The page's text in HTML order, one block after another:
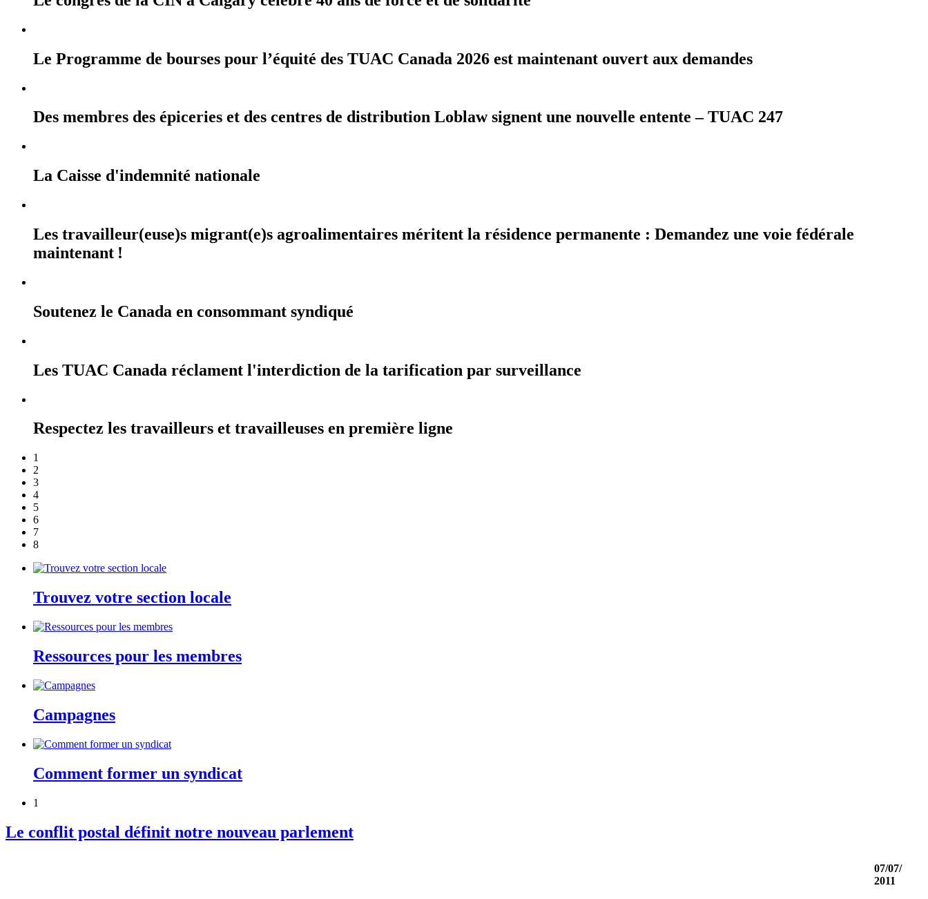
Le Programme de bourses pour l’équité des TUAC Canada 2026 est maintenant ouvert aux demandes
Des membres des épiceries et des centres de distribution Loblaw signent une nouvelle entente – TUAC 247
La Caisse d'indemnité nationale
Les travailleur(euse)s migrant(e)s agroalimentaires méritent la résidence permanente : Demandez une voie fédérale
maintenant !
Soutenez le Canada en consommant syndiqué
Les TUAC Canada réclament l'interdiction de la tarification par surveillance
Respectez les travailleurs et travailleuses en première ligne
1
2
3
4
5
6
7
8
Trouvez votre section locale
Ressources pour les membres
Campagnes
Comment former un syndicat
1
Le conflit postal définit notre nouveau parlement
07/07/
2011